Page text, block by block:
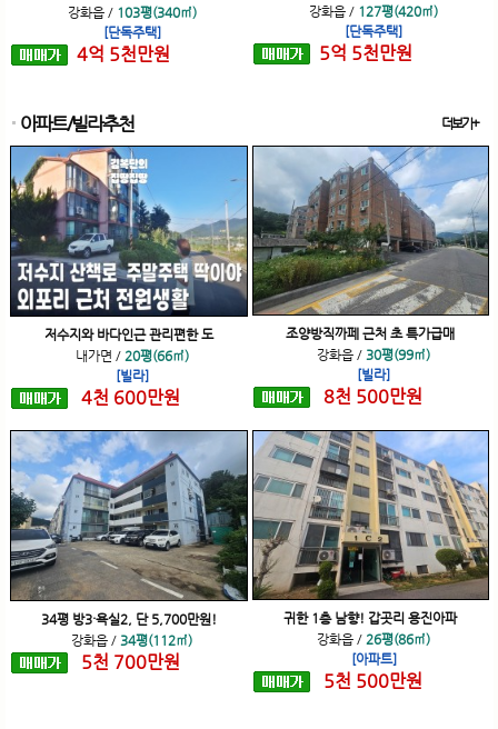
강화읍/ 103평(340㎡)
[단독주택]
4억 5천만원
강화읍 / 127평(420㎡)
[단독주택]
5억 5천만원
아파트/빌라추천 더보기+
저수지와 바다인근 관리편한 도
내가면 / 20평(66㎡)
[빌라]
4천 600만원
조양방직까페 근처 초 특가급매
강화읍 / 30평(99㎡)
[빌라]
8천 500만원
34평 방3·욕실2, 단 5,700만원!
강화읍 / 34평(112㎡)
5천 700만원
귀한 1층 남향! 갑곳리 용진아파
강화읍 / 26평(86㎡)
[아파트]
5천 500만원